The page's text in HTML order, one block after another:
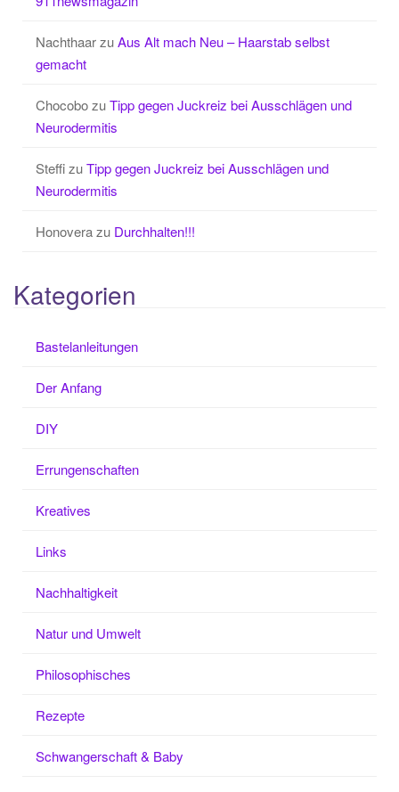
NachthaarzuAus Alt mach Neu – Haarstab selbst
gemacht
ChocobozuTipp gegen Juckreiz bei Ausschlägen und
Neurodermitis
SteffizuTipp gegen Juckreiz bei Ausschlägen und
Neurodermitis
Honoverazu Durchhalten!!!
Kategorien
Bastelanleitungen
Der Anfang
DIY
Errungenschaften
Kreatives
Links
Nachhaltigkeit
Natur und Umwelt
Philosophisches
Rezepte
Schwangerschaft & Baby